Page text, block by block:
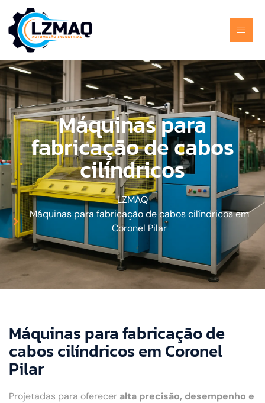
Máquinas para
fabricação de cabos
cilíndricos
LZMAQ
Máquinas para fabricação de cabos cilíndricos em
Coronel Pilar
Máquinas para fabricação de
cabos cilíndricos em Coronel
Pilar
Projetadas para oferecer alta precisão, desempenho e